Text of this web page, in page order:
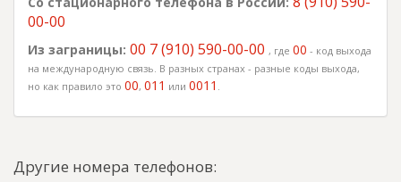
00-00
Из заграницы: 00 7 (910) 590-00-00 , где 00 - код выхода
на международную связь. В разных странах - разные коды выхода,
но как правило это 00, 011 или 0011 .
Другие номера телефонов: